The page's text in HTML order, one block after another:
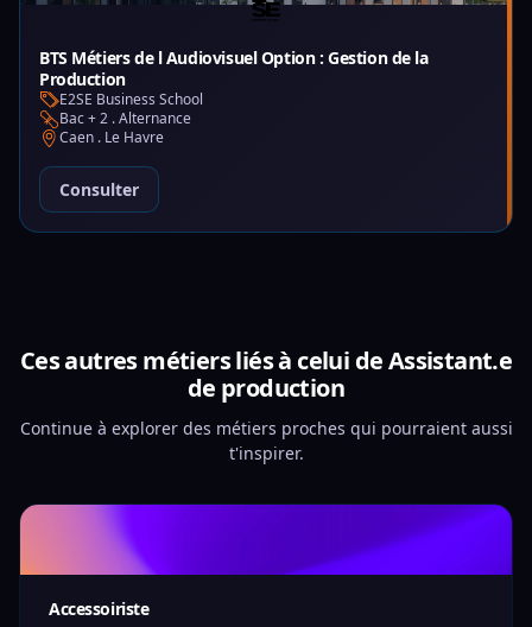
BTS Métiers de l Audiovisuel Option : Gestion de la
Production
E2SE Business School
Bac + 2 . Alternance
Caen . Le Havre
Consulter
Ces autres métiers liés à celui de Assistant.e
de production
Continue à explorer des métiers proches qui pourraient aussi
t'inspirer.
Accessoiriste